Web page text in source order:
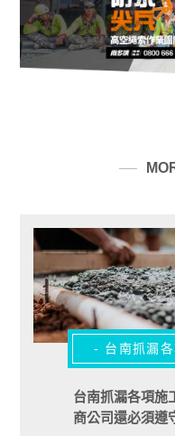
- 台南抓漏
台南抓漏各項施
商公司還必須遵